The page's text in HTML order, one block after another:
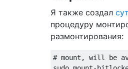
Я также создал
процедуру
размонтирования:
# mount, will be